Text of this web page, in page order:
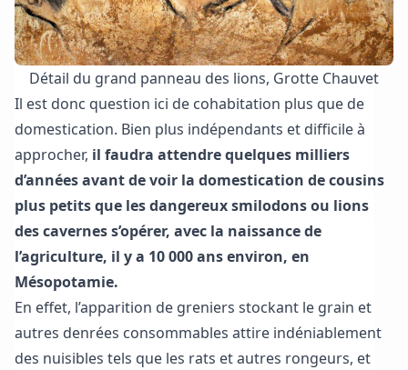
Détail du grand panneau des lions, Grotte Chauvet
Il est donc question ici de cohabitation plus que de
domestication. Bien plus indépendants et difficile à
approcher, il faudra attendre quelques milliers
d’années avant de voir la domestication de cousins
plus petits que les dangereux smilodons ou lions
des cavernes s’opérer, avec la naissance de
l’agriculture, il y a 10 000 ans environ, en
Mésopotamie.
En effet, l’apparition de greniers stockant le grain et
autres denrées consommables attire indéniablement
des nuisibles tels que les rats et autres rongeurs, et